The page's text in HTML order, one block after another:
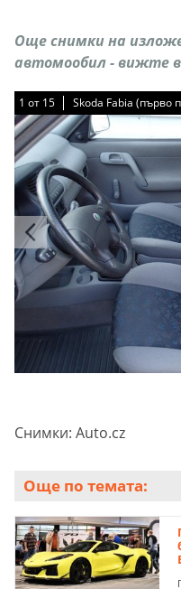
Още снимки на
автомообил - вижте
1 от 15 Skoda Fabia (първо
1 от 15 Skoda Fabia (първо
1 от 15 Skoda Fabia (първо
1 от 15 Skoda Fabia (първо
1 от 15 Skoda Fabia (първо
1 от 15 Skoda Fabia (първо
1 от 15 Skoda Fabia (първо
1 от 15 Skoda Fabia (първо
1 от 15 Skoda Fabia (първо
1 от 15 Skoda Fabia (първо
1 от 15 Skoda Fabia (първо
1 от 15 Skoda Fabia (първо
1 от 15 Skoda Fabia (първо
1 от 15 Skoda Fabia (първо
1 от 15 Skoda Fabia (първо
Снимки: Auto.cz
Още по темата: